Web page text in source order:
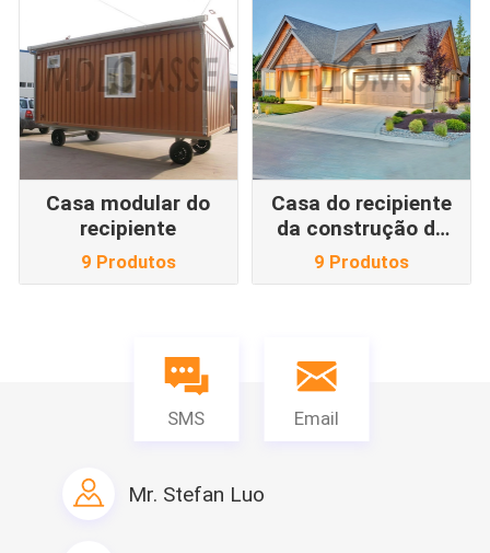
Casa modular do
recipiente
9 Produtos
Casa do recipiente
da construção de
aço
9 Produtos
SMS Email
Mr. Stefan Luo